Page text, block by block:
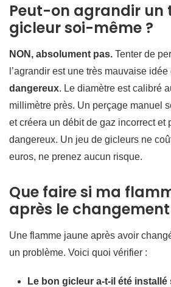
Peut-on agrandir un
gicleur soi-même ?
NON, absolument pas. Tenter de
l’agrandir est une très mauvaise idée
dangereux. Le diamètre est calibré
millimètre près. Un perçage manuel
et créera un débit de gaz incorrect et
dangereux. Un jeu de gicleurs ne
euros, ne prenez aucun risque.
Que faire si ma
après le changement
Une flamme jaune après avoir
un problème. Voici quoi vérifier :
Le bon gicleur a-t-il été